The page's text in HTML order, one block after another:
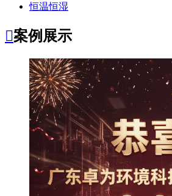
恒温恒湿
案例展示